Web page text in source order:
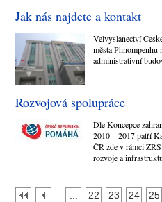
Jak nás najdete a kontakt
Velvyslanectví
města
administrativní
Rozvojová spolupráce
Dle Koncepce
2010 – 2017 patří
ČR zde v rámci
rozvoje a
22 23 24 25